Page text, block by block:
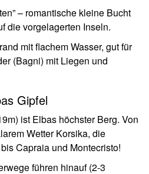
– romantische kleine Bucht
die vorgelagerten Inseln.
mit flachem Wasser, gut für
(Bagni) mit Liegen und
Gipfel
ist Elbas höchster Berg. Von
Wetter Korsika, die
Capraia und Montecristo!
führen hinauf (2-3